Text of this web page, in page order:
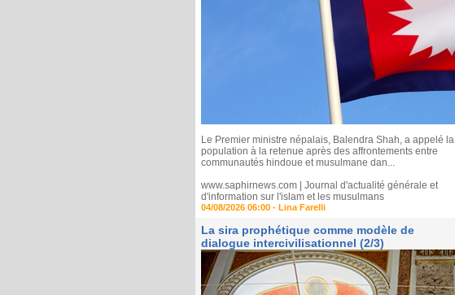
Le Premier ministre népalais, Balendra Shah, a appelé la
population à la retenue après des affrontements entre
communautés hindoue et musulmane dan...
www.saphirnews.com | Journal d'actualité générale et
d'information sur l'islam et les musulmans
04/08/2026 06:00 - Lina Farelli
La sira prophétique comme modèle de
dialogue intercivilisationnel (2/3)